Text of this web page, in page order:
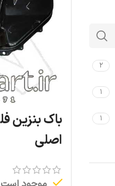
۲
۱
۱
اصلی